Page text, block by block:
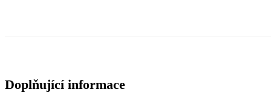
Doplňující informace